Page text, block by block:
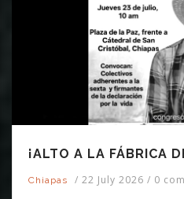
¡ALTO A LA FÁBRICA
Chiapas / 22 July 2026 / 0